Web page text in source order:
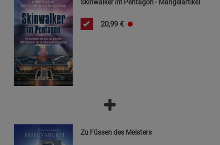
Skinwalker im Pentagon - Mängelartikel
20,99 €
Zu Füssen des Meisters
Statistik Cookies (2)
Beschreibung Statistik Cookies
Marketing Cookies (3)
Beschreibung Marketing Cookies
Cookie-Informationen